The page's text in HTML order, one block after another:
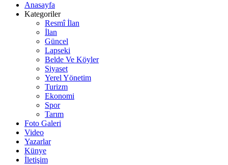
Anasayfa
Kategoriler
Resmî İlan
İlan
Güncel
Lapseki
Belde Ve Köyler
Siyaset
Yerel Yönetim
Turizm
Ekonomi
Spor
Tarım
Foto Galeri
Video
Yazarlar
Künye
İletişim